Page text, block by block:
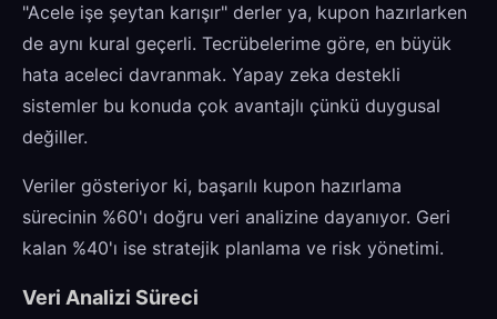
"Acele işe şeytan karışır" derler ya, kupon hazırlarken
de aynı kural geçerli. Tecrübelerime göre, en büyük
hata aceleci davranmak. Yapay zeka destekli
sistemler bu konuda çok avantajlı çünkü duygusal
değiller.
Veriler gösteriyor ki, başarılı kupon hazırlama
sürecinin %60'ı doğru veri analizine dayanıyor. Geri
kalan %40'ı ise stratejik planlama ve risk yönetimi.
Veri Analizi Süreci